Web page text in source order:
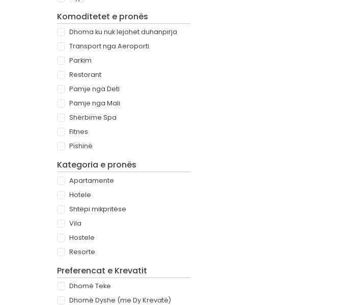
Komoditetet e pronës
Dhoma ku nuk lejohet duhanpirja
Transport nga Aeroporti
Parkim
Restorant
Pamje nga Deti
Pamje nga Mali
Shërbime Spa
Fitnes
Pishinë
Kategoria e pronës
Apartamente
Hotele
Shtëpi mikpritëse
Vila
Hostele
Resorte
Preferencat e Krevatit
Dhomë Teke
Dhomë Dyshe (me Dy Krevatë)